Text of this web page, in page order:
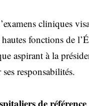
cliniques
fonctions de
aspirant à la
responsabilités.
de référence